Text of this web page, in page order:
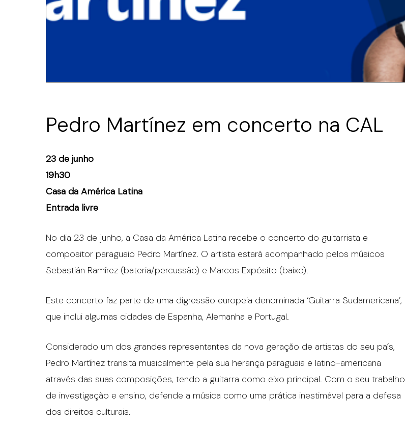
Pedro Martínez em concerto na CAL
23 de junho
19h30
Casa da América Latina
Entrada livre
No dia 23 de junho, a Casa da América Latina recebe o concerto do guitarrista e
compositor paraguaio Pedro Martínez. O artista estará acompanhado pelos músicos
Sebastián Ramírez (bateria/percussão) e Marcos Expósito (baixo).
Este concerto faz parte de uma digressão europeia denominada ‘Guitarra Sudamericana’,
que inclui algumas cidades de Espanha, Alemanha e Portugal.
Considerado um dos grandes representantes da nova geração de artistas do seu país,
Pedro Martínez transita musicalmente pela sua herança paraguaia e latino-americana
através das suas composições, tendo a guitarra como eixo principal. Com o seu trabalho
de investigação e ensino, defende a música como uma prática inestimável para a defesa
dos direitos culturais.